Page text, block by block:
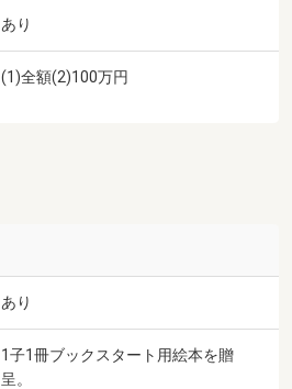
あり
(1)全額(2)100万円
あり
1子1冊ブックスタート用絵本を贈
呈。